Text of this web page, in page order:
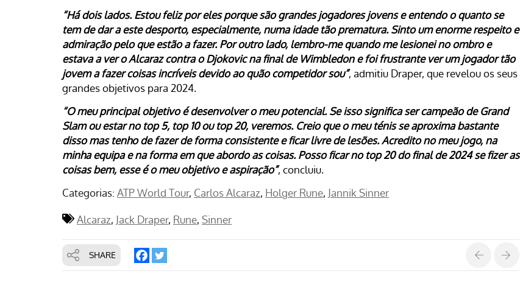
“Há dois lados. Estou feliz por eles porque são grandes jogadores jovens e entendo o quanto se
tem de dar a este desporto, especialmente, numa idade tão prematura. Sinto um enorme respeito e
admiração pelo que estão a fazer. Por outro lado, lembro-me quando me lesionei no ombro e
estava a ver o Alcaraz contra o Djokovic na final de Wimbledon e foi frustrante ver um jogador tão
jovem a fazer coisas incríveis devido ao quão competidor sou”, admitiu Draper, que revelou os seus
grandes objetivos para 2024.
“O meu principal objetivo é desenvolver o meu potencial. Se isso significa ser campeão de Grand
Slam ou estar no top 5, top 10 ou top 20, veremos. Creio que o meu ténis se aproxima bastante
disso mas tenho de fazer de forma consistente e ficar livre de lesões. Acredito no meu jogo, na
minha equipa e na forma em que abordo as coisas. Posso ficar no top 20 do final de 2024 se fizer as
coisas bem, esse é o meu objetivo e aspiração”, concluiu.
Categorias: ATP World Tour Carlos Alcaraz Holger Rune Jannik Sinner
Alcaraz Jack Draper Rune Sinner
SHARE